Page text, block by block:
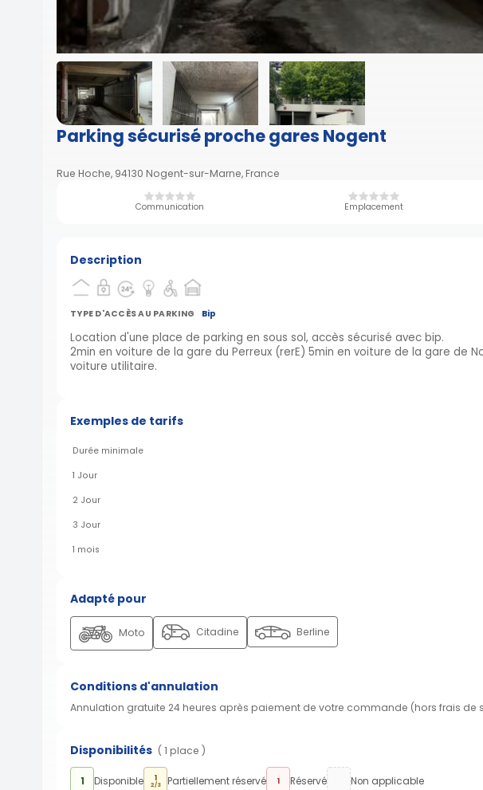
Parking sécurisé proche gares Nogent
Rue Hoche, 94130 Nogent-sur-Marne, France
Communication Emplacement
Description
TYPE D'ACCÈS AU PARKING Bip
Location d'une place de parking en sous sol, accès sécurisé avec bip.
2min en voiture de la gare du Perreux (rerE) 5min en voiture de la gare de
voiture utilitaire.
Exemples de tarifs
Durée minimale
1 Jour
2 Jour
3 Jour
1 mois
Adapté pour
Moto Citadine Berline
Conditions d'annulation
Annulation gratuite 24 heures après paiement de votre commande (hors frais de
Disponibilités ( 1 place )
1 Disponible 1
2/3 Partiellement réservé 1 Réservé Non applicable